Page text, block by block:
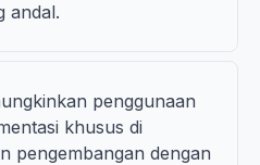
andal.
penggunaan
khusus di
pengembangan dengan